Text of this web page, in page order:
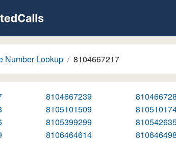
Number Lookup 8104667217
8104667239
8105101509
8105399299
8106464614